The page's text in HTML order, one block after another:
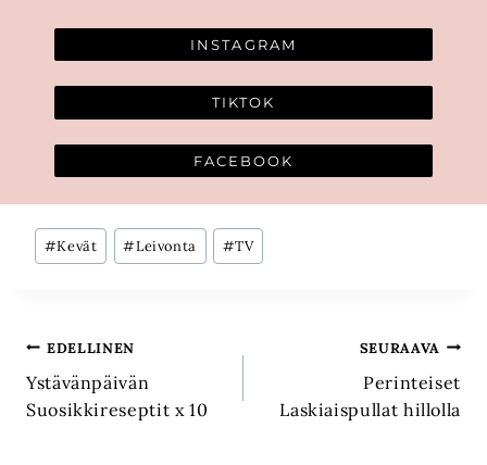
INSTAGRAM
TIKTOK
FACEBOOK
Avainsanat:
#Kevät #Leivonta #TV
Artikkelien
selaus
EDELLINEN
Ystävänpäivän
Suosikkireseptit x 10
SEURAAVA
Perinteiset
Laskiaispullat hillolla